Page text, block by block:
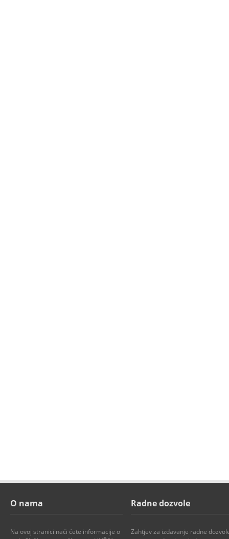
O nama
Na ovoj stranici naći ćete informacije o
Radne dozvole
Zahtjev za izdavanje radne